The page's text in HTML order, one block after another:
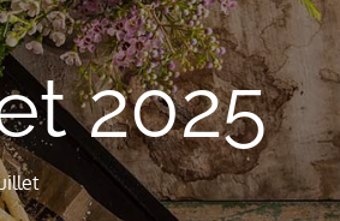
2025